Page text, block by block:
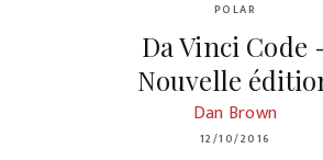
POLAR
Da Vinci Code
Nouvelle
Dan Brown
12/10/2016